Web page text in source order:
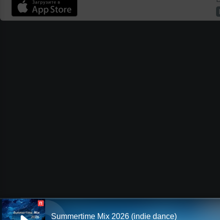
П
Summertime Mix 2026 (indie dance)